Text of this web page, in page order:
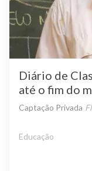
Diário de
até o fim do
Captação Privada
Educação